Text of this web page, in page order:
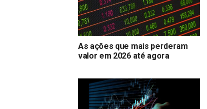
As ações que mais perderam
valor em 2026 até agora